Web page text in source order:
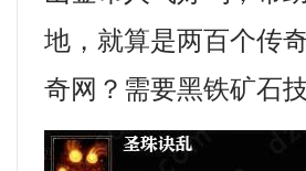
地，就算是两百个传
奇网？需要黑铁矿石